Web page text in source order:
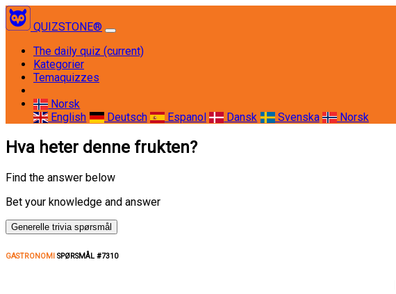
QUIZSTONE®
The daily quiz (current)
Kategorier
Temaquizzes
Norsk
English
Deutsch Espanol Dansk Svenska Norsk
Hva heter denne frukten?
Find the answer below
Bet your knowledge and answer
Generelle trivia spørsmål
GASTRONOMI SPØRSMÅL #7310